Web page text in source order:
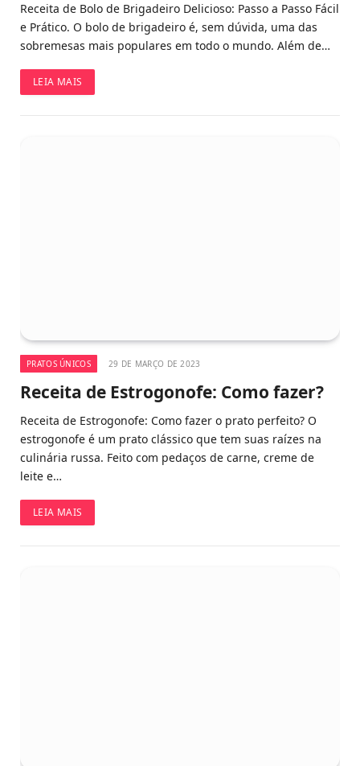
Receita de Bolo de Brigadeiro Delicioso: Passo a Passo Fácil
e Prático. O bolo de brigadeiro é, sem dúvida, uma das
sobremesas mais populares em todo o mundo. Além de…
LEIA MAIS
PRATOS ÚNICOS 29 DE MARÇO DE 2023
Receita de Estrogonofe: Como fazer?
Receita de Estrogonofe: Como fazer o prato perfeito? O
estrogonofe é um prato clássico que tem suas raízes na
culinária russa. Feito com pedaços de carne, creme de
leite e…
LEIA MAIS